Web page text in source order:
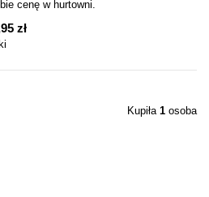
cenę w hurtowni.
zł
Kupiła 1 osoba